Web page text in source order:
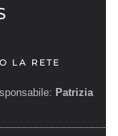
LA RETE
Patrizia